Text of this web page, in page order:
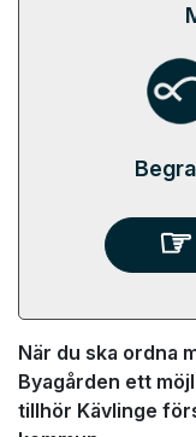
När du ska ordna
Byagården ett
tillhör Kävlinge